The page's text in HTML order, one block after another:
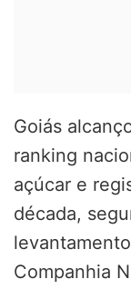
Goiás
ranking
açúcar e
década,
Companhia